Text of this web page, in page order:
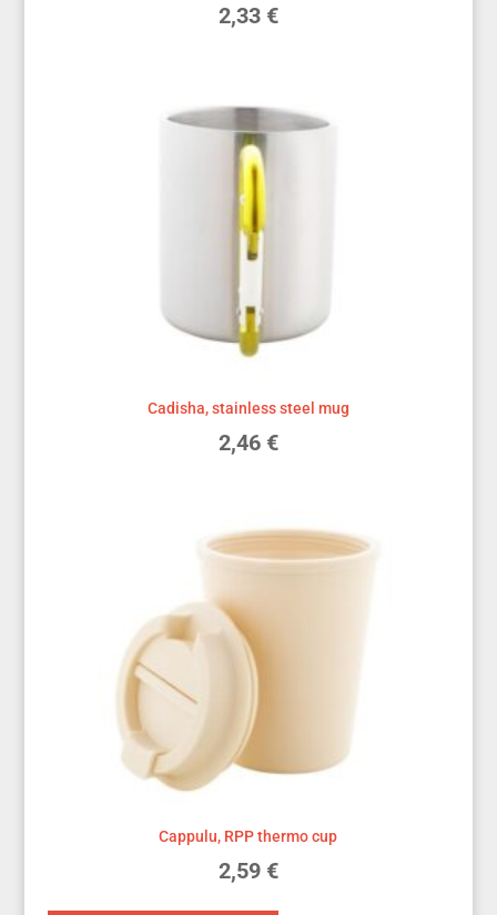
2,33 €
Cadisha, stainless steel mug
2,46 €
Cappulu, RPP thermo cup
2,59 €